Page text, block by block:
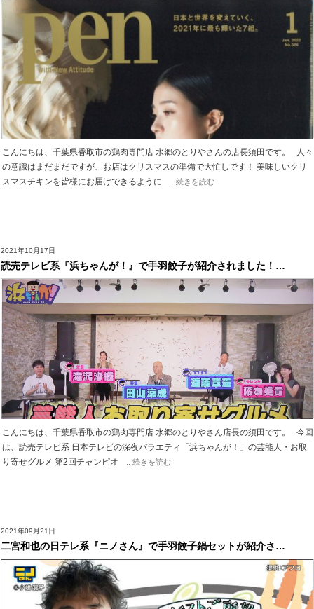
こんにちは、千葉県香取市の鶏肉専門店 水郷のとりやさんの店長須田です。 人々
の意識はまだまだですが、お店はクリスマスの準備で大忙しです！ 美味しいクリ
スマスチキンを皆様にお届けできるように
... 続きを読む
2021年10月17日
読売テレビ系『浜ちゃんが！』で手羽餃子が紹介されました！…
こんにちは、千葉県香取市の鶏肉専門店 水郷のとりやさん店長の須田です。 今回
は、読売テレビ系 日本テレビの深夜バラエティ「浜ちゃんが！」の芸能人・お取
り寄せグルメ 第2回チャンピオ
... 続きを読む
2021年09月21日
二宮和也の日テレ系『ニノさん』で手羽餃子鍋セットが紹介さ…